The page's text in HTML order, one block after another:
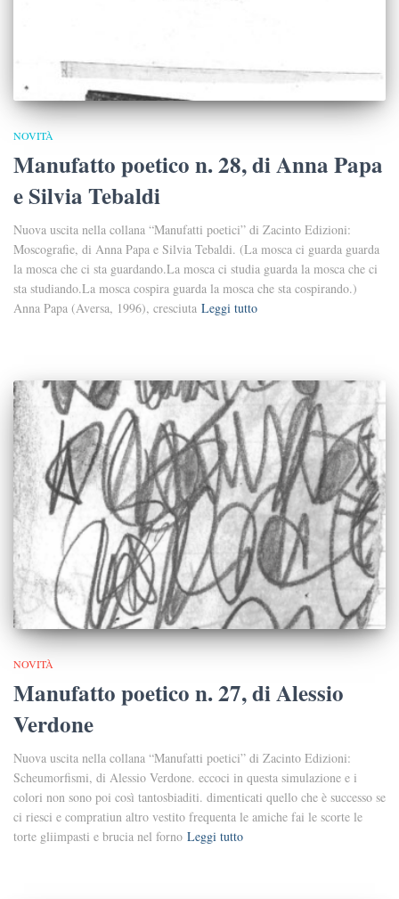
NOVITÀ
Manufatto poetico n. 28, di Anna Papa
e Silvia Tebaldi
Nuova uscita nella collana “Manufatti poetici” di Zacinto Edizioni:
Moscografie, di Anna Papa e Silvia Tebaldi. (La mosca ci guarda guarda
la mosca che ci sta guardando.La mosca ci studia guarda la mosca che ci
sta studiando.La mosca cospira guarda la mosca che sta cospirando.)
Anna Papa (Aversa, 1996), cresciuta Leggi tutto
NOVITÀ
Manufatto poetico n. 27, di Alessio
Verdone
Nuova uscita nella collana “Manufatti poetici” di Zacinto Edizioni:
Scheumorfismi, di Alessio Verdone. eccoci in questa simulazione e i
colori non sono poi così tantosbiaditi. dimenticati quello che è successo se
ci riesci e compratiun altro vestito frequenta le amiche fai le scorte le
torte gliimpasti e brucia nel forno Leggi tutto